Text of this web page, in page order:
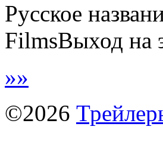
Русское
FilmsВыход на
»»
©2026